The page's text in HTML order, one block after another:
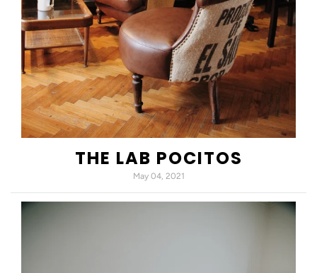
THE LAB POCITOS
May 04, 2021